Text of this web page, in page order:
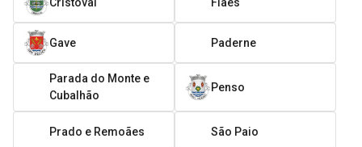
Gave Paderne
Parada do Monte e
Cubalhão
Penso
Prado e Remoães São Paio